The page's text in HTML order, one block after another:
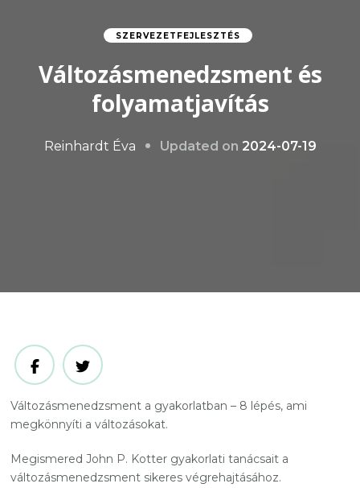
SZERVEZETFEJLESZTÉS
Változásmenedzsment és
folyamatjavítás
Reinhardt Éva Updated on 2024-07-19
Változásmenedzsment a gyakorlatban – 8 lépés, ami
megkönnyíti a változásokat.
Megismered John P. Kotter gyakorlati tanácsait a
változásmenedzsment sikeres végrehajtásához.